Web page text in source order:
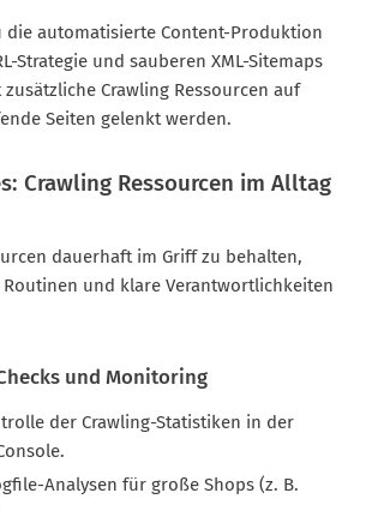
die automatisierte Content-Produktion
Strategie und sauberen XML-Sitemaps
Crawling Ressourcen auf
Seiten gelenkt werden.
Crawling Ressourcen im Alltag
dauerhaft im Griff zu behalten,
und klare Verantwortlichkeiten
und Monitoring
der Crawling-Statistiken in der
Analysen für große Shops (z. B.